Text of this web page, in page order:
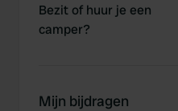
Bezit of huur je een
camper?
Mijn bijdragen